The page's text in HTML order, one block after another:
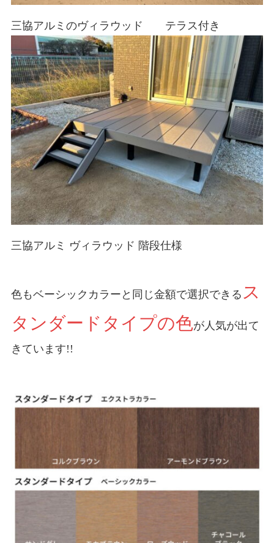
三協アルミのヴィラウッド テラス付き
三協アルミ ヴィラウッド 階段仕様
色もベーシックカラーと同じ金額で選択できる ス
タンダードタイプの色が人気が出て
きています!!